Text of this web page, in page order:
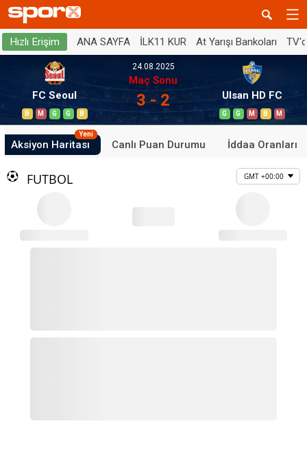
Hızlı Erişim ANA SAYFA İLK11 KUR At Yarışı Bankoları
FC Seoul
B M G G B
24.08.2025
Maç Sonu
3 - 2 Ulsan HD FC
G G M B M
Aksiyon Haritası
Yeni
Canlı Puan Durumu İddaa Oranları
FUTBOL GMT +00:00